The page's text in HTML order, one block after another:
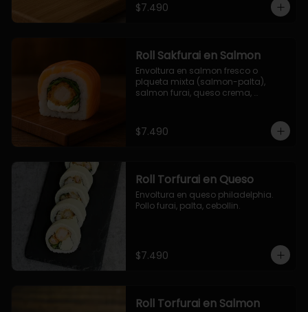
$7.490
Roll Sakfurai en Salmon
Envoltura en salmon fresco o
plqueta mixta (salmon-palta),
salmon furai, queso crema,
$7.490
Roll Torfurai en Queso
Envoltura en queso philadelphia.
Pollo furai, palta, cebollin.
$7.490
Roll Torfurai en Salmon